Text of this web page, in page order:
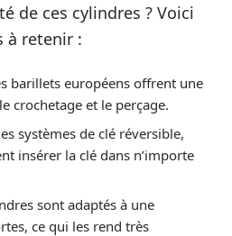
de ces cylindres ? Voici
à retenir :
barillets européens offrent une
crochetage et le perçage.
systèmes de clé réversible,
insérer la clé dans n’importe
sont adaptés à une
ce qui les rend très